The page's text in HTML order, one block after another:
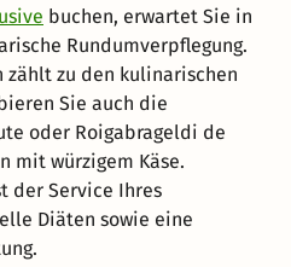
buchen, erwartet Sie in
Rundumverpflegung.
zählt zu den kulinarischen
Sie auch die
oder Roigabrageldi de
mit würzigem Käse.
der Service Ihres
Diäten sowie eine